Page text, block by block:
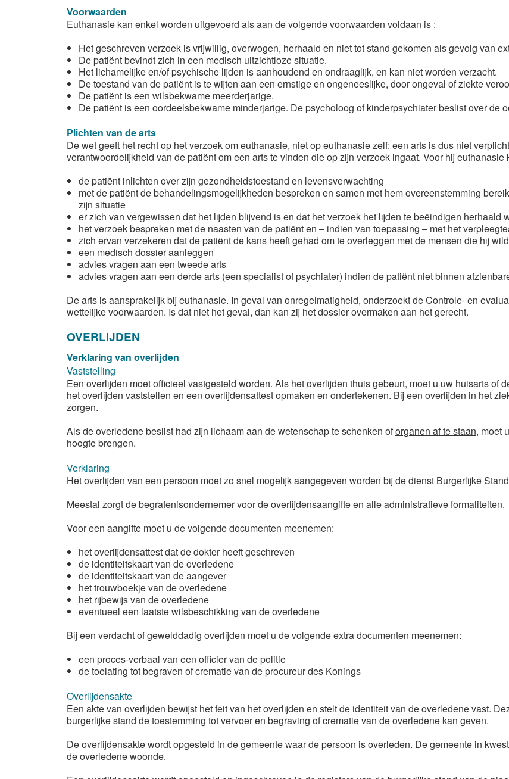
Voorwaarden
Euthanasie kan enkel worden uitgevoerd als aan de volgende voorwaarden voldaan is :
Het geschreven verzoek is vrijwillig, overwogen, herhaald en niet tot stand gekomen als gevolg van
De patiënt bevindt zich in een medisch uitzichtloze situatie.
Het lichamelijke en/of psychische lijden is aanhoudend en ondraaglijk, en kan niet worden verzacht.
De toestand van de patiënt is te wijten aan een ernstige en ongeneeslijke, door ongeval of ziekte
De patiënt is een wilsbekwame meerderjarige.
De patiënt is een oordeelsbekwame minderjarige. De psycholoog of kinderpsychiater beslist over de
Plichten van de arts
De wet geeft het recht op het verzoek om euthanasie, niet op euthanasie zelf: een arts is dus niet
verantwoordelijkheid van de patiënt om een arts te vinden die op zijn verzoek ingaat. Voor hij
de patiënt inlichten over zijn gezondheidstoestand en levensverwachting
met de patiënt de behandelingsmogelijkheden bespreken en samen met hem overeenstemming
zijn situatie
er zich van vergewissen dat het lijden blijvend is en dat het verzoek het lijden te beëindigen herhaald
het verzoek bespreken met de naasten van de patiënt en – indien van toepassing – met het
zich ervan verzekeren dat de patiënt de kans heeft gehad om te overleggen met de mensen die hij
een medisch dossier aanleggen
advies vragen aan een tweede arts
advies vragen aan een derde arts (een specialist of psychiater) indien de patiënt niet binnen
De arts is aansprakelijk bij euthanasie. In geval van onregelmatigheid, onderzoekt de Controle- en
wettelijke voorwaarden. Is dat niet het geval, dan kan zij het dossier overmaken aan het gerecht.
OVERLIJDEN
Verklaring van overlijden
Vaststelling
Een overlijden moet officieel vastgesteld worden. Als het overlijden thuis gebeurt, moet u uw huisarts of
het overlijden vaststellen en een overlijdensattest opmaken en ondertekenen. Bij een overlijden in het
zorgen.
Als de overledene beslist had zijn lichaam aan de wetenschap te schenken oforganen af te staan, moet
hoogte brengen.
Verklaring
Het overlijden van een persoon moet zo snel mogelijk aangegeven worden bij de dienst Burgerlijke
Meestal zorgt de begrafenisondernemer voor de overlijdensaangifte en alle administratieve formaliteiten.
Voor een aangifte moet u de volgende documenten meenemen:
het overlijdensattest dat de dokter heeft geschreven
de identiteitskaart van de overledene
de identiteitskaart van de aangever
het trouwboekje van de overledene
het rijbewijs van de overledene
eventueel een laatste wilsbeschikking van de overledene
Bij een verdacht of gewelddadig overlijden moet u de volgende extra documenten meenemen:
een proces-verbaal van een officier van de politie
de toelating tot begraven of crematie van de procureur des Konings
Overlijdensakte
Een akte van overlijden bewijst het feit van het overlijden en stelt de identiteit van de overledene vast.
burgerlijke stand de toestemming tot vervoer en begraving of crematie van de overledene kan geven.
De overlijdensakte wordt opgesteld in de gemeente waar de persoon is overleden. De gemeente in
de overledene woonde.